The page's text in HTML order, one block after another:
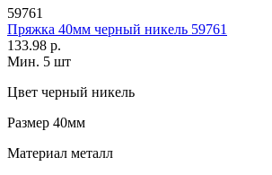
59761
Пряжка 40мм черный никель 59761
133.98 р.
Мин. 5 шт
Цвет черный никель
Размер 40мм
Материал металл